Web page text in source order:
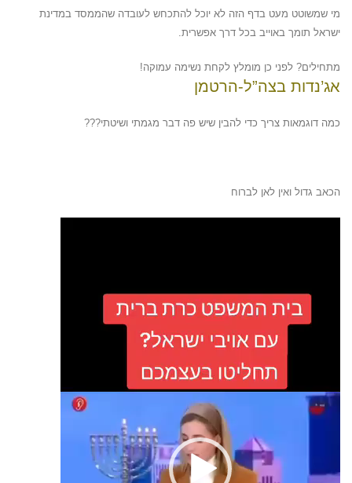
מי שמשוטט מעט בדף הזה לא יוכל להתכחש לעובדה שהממסד במדינת
ישראל תומך באוייב בכל דרך אפשרית.
מתחילים? לפני כן מומלץ לקחת נשימה עמוקה!
אג’נדות בצה”ל-הרטמן
כמה דוגמאות צריך כדי להבין שיש פה דבר מגמתי ושיטתי???
הכאב גדול ואין לאן לברוח